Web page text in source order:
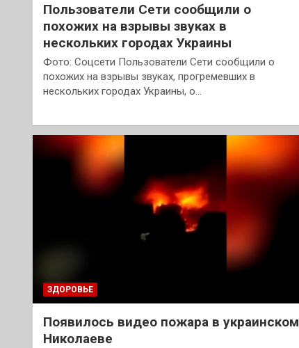
Пользователи Сети сообщили о
похожих на взрывы звуках в
нескольких городах Украины
Фото: Соцсети Пользователи Сети сообщили о
похожих на взрывы звуках, прогремевших в
нескольких городах Украины, о…
ЗДОРОВЬЕ
Появилось видео пожара в украинском
Николаеве